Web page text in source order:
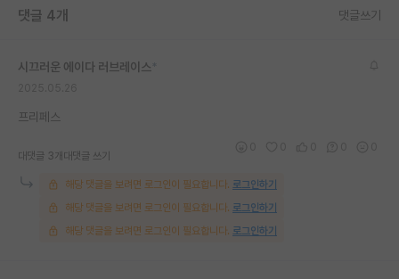
장학금/장학생 게시판
커리어
유학교육
이벤트
반도체 아카데미
댓글 4개 댓글쓰기
시끄러운 에이다 러브레이스
프리페스
대댓글 3개 대댓글 쓰기
해당 댓글을 보려면 로그인이 필요합니다. 로그인하기
해당 댓글을 보려면 로그인이 필요합니다. 로그인하기
해당 댓글을 보려면 로그인이 필요합니다. 로그인하기